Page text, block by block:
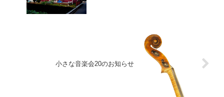
小さな音楽会20のお知らせ